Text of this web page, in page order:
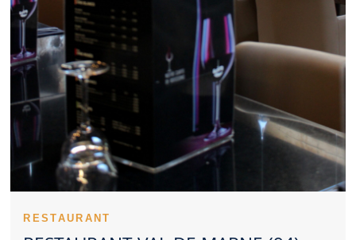
proposer une table ancrée dans la tradition ou ouverte aux
nouveautés. Prévoir sa table dans un Restaurant Val de Marne
facilite l’organisation de la sortie. La dimension familiale peut
renforcer l’image positive d’un Restaurant Val de Marne. Un
Restaurant Val de Marne intimiste favorise les moments
privilégiés. Une présentation travaillée constitue un atout
supplémentaire pour un Restaurant Val de Marne. L’exigence en
matière d’hygiène valorise tout Restaurant Val de Marne. Un
Restaurant Val de Marne convaincant rassemble plusieurs
qualités complémentaires.
Un Restaurant Val de Marne peut marquer son territoire par la
satisfaction qu’il procure. L’âme d’un Restaurant Val de Marne se
dévoile rapidement au client. Une équipe investie valorise
s’exprime dans les cuissons d’un Restaurant Val de Marne. Le
RESTAURANT